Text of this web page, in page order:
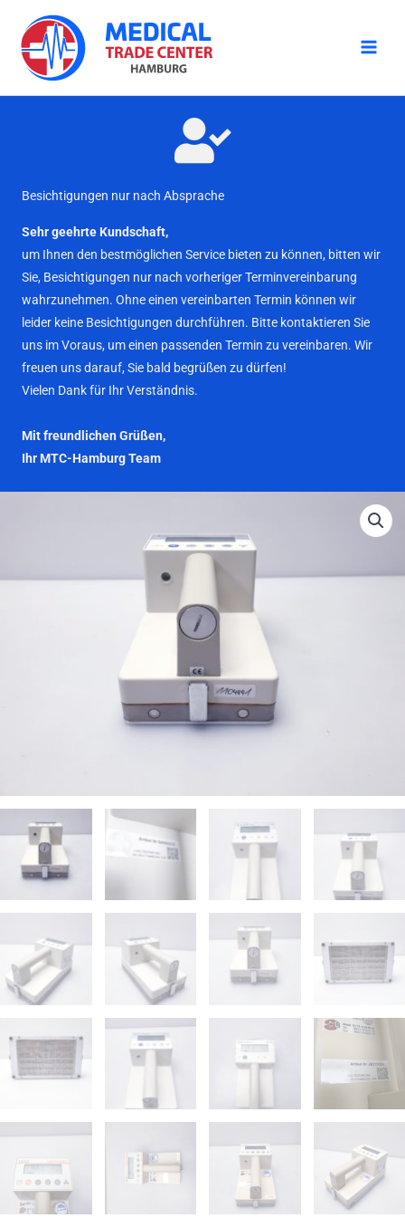
Inhalt
springen
Besichtigungen nur nach Absprache
Sehr geehrte Kundschaft,
um Ihnen den bestmöglichen Service bieten zu können, bitten wir
Sie, Besichtigungen nur nach vorheriger Terminvereinbarung
wahrzunehmen. Ohne einen vereinbarten Termin können wir
leider keine Besichtigungen durchführen. Bitte kontaktieren Sie
uns im Voraus, um einen passenden Termin zu vereinbaren. Wir
freuen uns darauf, Sie bald begrüßen zu dürfen!
Vielen Dank für Ihr Verständnis.
Mit freundlichen Grüßen,
Ihr MTC-Hamburg Team